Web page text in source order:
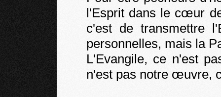
l'Esprit dans le cœur
c'est de transmettre
personnelles, mais la
L'Evangile, ce n'est
n'est pas notre œuvre,